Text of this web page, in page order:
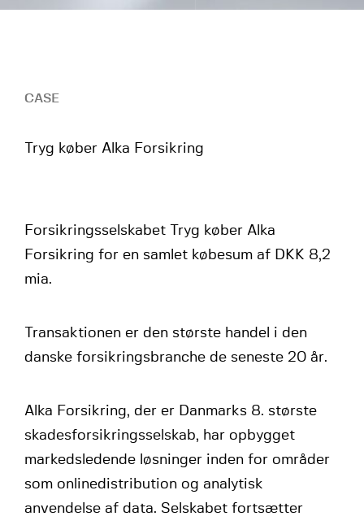
CASE
Tryg køber Alka Forsikring
Forsikringsselskabet Tryg køber Alka
Forsikring for en samlet købesum af DKK 8,2
mia.
Transaktionen er den største handel i den
danske forsikringsbranche de seneste 20 år.
Alka Forsikring, der er Danmarks 8. største
skadesforsikringsselskab, har opbygget
markedsledende løsninger inden for områder
som onlinedistribution og analytisk
anvendelse af data. Selskabet fortsætter